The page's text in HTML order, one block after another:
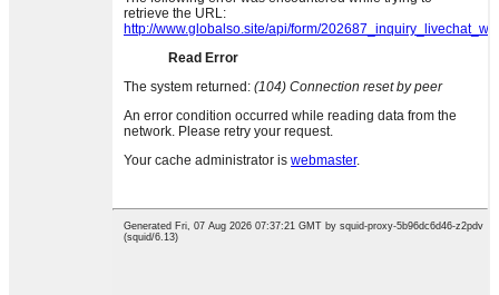
+miljoonaa
2015